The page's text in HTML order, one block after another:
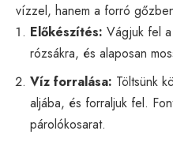
vízzel, hanem a forró
Előkészítés: Vágjuk fel
rózsákra, és alaposan
Víz forralása: Töltsünk
aljába, és forraljuk fel.
párolókosarat.